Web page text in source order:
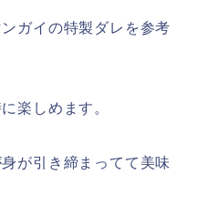
ガイの特製ダレを参考
楽しめます。
が引き締まってて美味